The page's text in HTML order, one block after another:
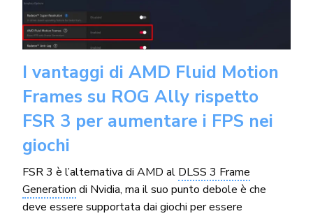
I vantaggi di AMD Fluid Motion
Frames su ROG Ally rispetto
FSR 3 per aumentare i FPS nei
giochi
FSR 3 è l’alternativa di AMD al DLSS 3 Frame
Generation di Nvidia, ma il suo punto debole è che
deve essere supportata dai giochi per essere